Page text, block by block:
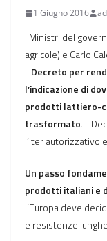
1 Giugno 2016
I Ministri del
agricole) e Carlo
il Decreto per
l’indicazione di
prodotti lattiero-
trasformato. Il
l’iter autorizzativo
Un passo
prodotti italiani e
l’Europa deve
e resistenze